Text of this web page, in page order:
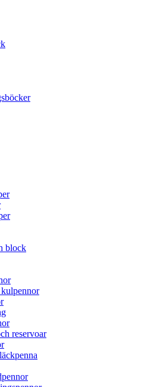
block
reservoar